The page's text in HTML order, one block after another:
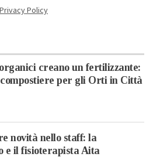
Privacy Policy
creano un fertilizzante:
per gli Orti in Città
novità nello staff: la
e il fisioterapista Aita